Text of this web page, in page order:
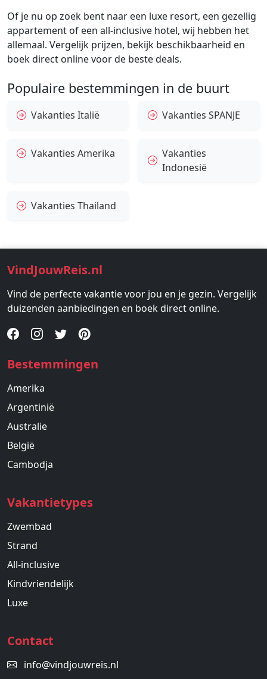
Of je nu op zoek bent naar een luxe resort, een gezellig
appartement of een all-inclusive hotel, wij hebben het
allemaal. Vergelijk prijzen, bekijk beschikbaarheid en
boek direct online voor de beste deals.
Populaire bestemmingen in de buurt
Vakanties Italië Vakanties SPANJE
Vakanties Amerika
Vakanties
Indonesië
Vakanties Thailand
VindJouwReis.nl
Vind de perfecte vakantie voor jou en je gezin. Vergelijk
duizenden aanbiedingen en boek direct online.
Bestemmingen
Amerika
Argentinië
Australie
België
Cambodja
Vakantietypes
Zwembad
Strand
All-inclusive
Kindvriendelijk
Luxe
Contact
info@vindjouwreis.nl